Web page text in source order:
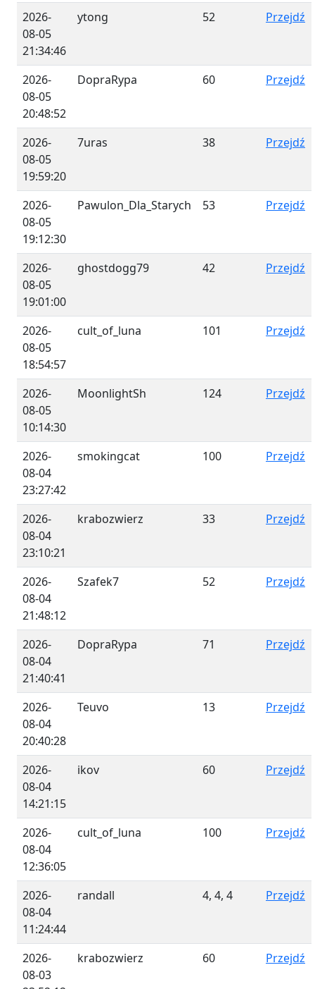
2026-
08-05
21:34:46
ytong 52 Przejdź
2026-
08-05
20:48:52
DopraRypa 60 Przejdź
2026-
08-05
19:59:20
7uras 38 Przejdź
2026-
08-05
19:12:30
Pawulon_Dla_Starych 53 Przejdź
2026-
08-05
19:01:00
ghostdogg79 42 Przejdź
2026-
08-05
18:54:57
cult_of_luna 101 Przejdź
2026-
08-05
10:14:30
MoonlightSh 124 Przejdź
2026-
08-04
23:27:42
smokingcat 100 Przejdź
2026-
08-04
23:10:21
krabozwierz 33 Przejdź
2026-
08-04
21:48:12
Szafek7 52 Przejdź
2026-
08-04
21:40:41
DopraRypa 71 Przejdź
2026-
08-04
20:40:28
Teuvo 13 Przejdź
2026-
08-04
14:21:15
ikov 60 Przejdź
2026-
08-04
12:36:05
cult_of_luna 100 Przejdź
2026-
08-04
11:24:44
randall 4, 4, 4 Przejdź
2026-
08-03
krabozwierz 60 Przejdź